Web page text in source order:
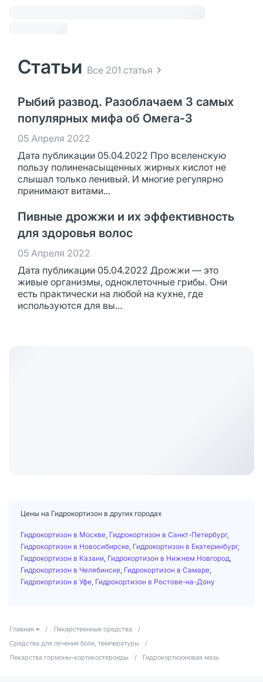
Статьи Все 201 статья
Рыбий развод. Разоблачаем 3 самых
популярных мифа об Омега-3
05 Апреля 2022
Дата публикации 05.04.2022 Про вселенскую
пользу полиненасыщенных жирных кислот не
слышал только ленивый. И многие регулярно
принимают витами...
Пивные дрожжи и их эффективность
для здоровья волос
05 Апреля 2022
Дата публикации 05.04.2022 Дрожжи — это
живые организмы, одноклеточные грибы. Они
есть практически на любой на кухне, где
используются для вы...
Цены на Гидрокортизон в других городах
Гидрокортизон в Москве Гидрокортизон в Санкт-Петербург,
Гидрокортизон в Новосибирске Гидрокортизон в Екатеринбург,
Гидрокортизон в Казани Гидрокортизон в Нижнем Новгород
Гидрокортизон в Челябинске Гидрокортизон в Самаре
Гидрокортизон в Уфе Гидрокортизон в Ростове-на-Дону
Главная / Лекарственные средства
/
Средства для лечения боли, температуры
/
Лекарства гормоны-кортикостероиды
/ Гидрокортизоновая мазь